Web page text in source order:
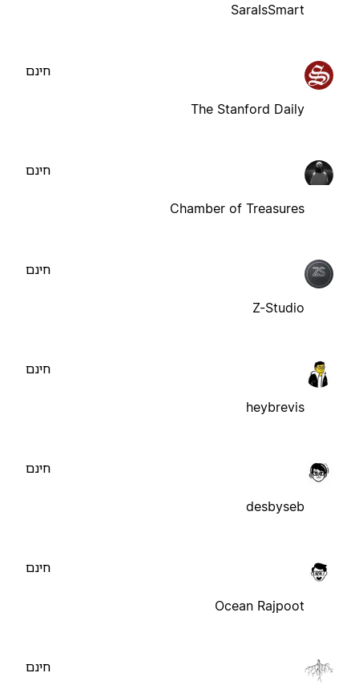
SaraIsSmart
The Stanford Daily
חינם
Chamber of Treasures
חינם
Z-Studio
חינם
heybrevis
חינם
desbyseb
חינם
Ocean Rajpoot
חינם
חינם